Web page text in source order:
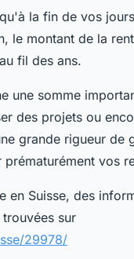
la fin de vos
le montant de la
fil des ans.
une somme
des projets ou
grande rigueur de
vos
en Suisse, des
sur
29978/